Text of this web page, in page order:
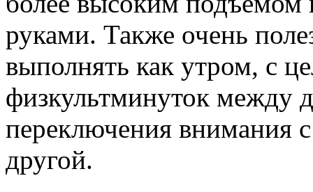
руками. Также очень
выполнять как утром, с
физкультминуток между
переключения внимания
другой.